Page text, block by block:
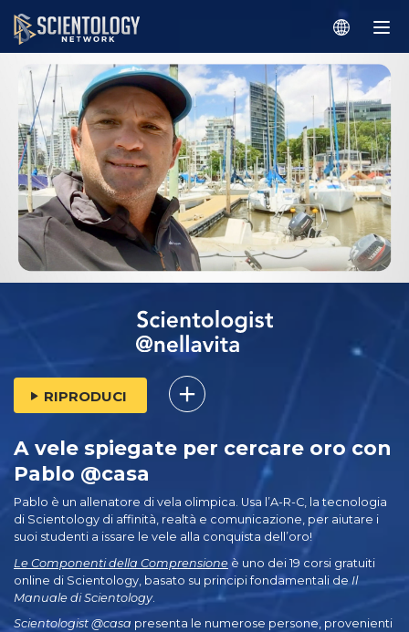
RIPRODUCI
A vele spiegate per cercare oro con
Pablo @casa
Pablo è un allenatore di vela olimpica. Usa l’A-R-C, la tecnologia
di Scientology di affinità, realtà e comunicazione, per aiutare i
suoi studenti a issare le vele alla conquista dell’oro!
Le Componenti della Comprensione è uno dei 19 corsi gratuiti
online di Scientology, basato su principi fondamentali de Il
Manuale di Scientology.
Scientologist @casa presenta le numerose persone, provenienti